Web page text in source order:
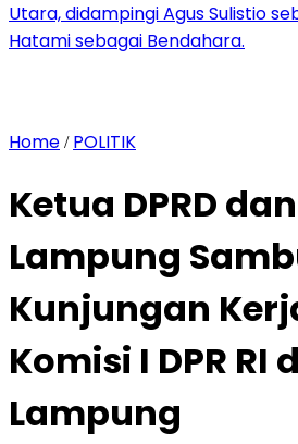
Utara, didampingi Agus Sulistio
Hatami sebagai Bendahara.
Home / POLITIK
Ketua DPRD
Lampung
Kunjungan
Komisi I DPR RI
Lampung